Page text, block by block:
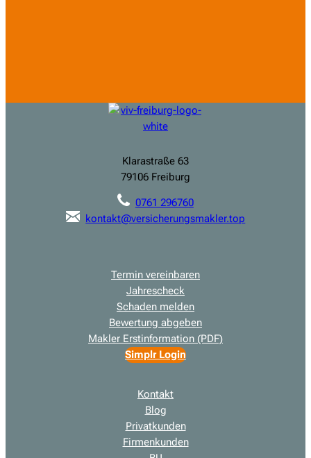
Klarastraße 63
79106 Freiburg
0761 296760
kontakt@versicherungsmakler.top
Termin vereinbaren
Jahrescheck
Schaden melden
Bewertung abgeben
Makler Erstinformation (PDF)
Simplr Login
Kontakt
Blog
Privatkunden
Firmenkunden